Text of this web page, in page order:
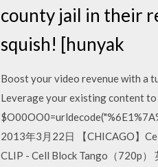
county jail in their
squish! [hunyak
Boost your video revenue with a
Leverage your existing content
2013年3月22日 【CHICAGO】
CLIP - Cell Block Tango（720p